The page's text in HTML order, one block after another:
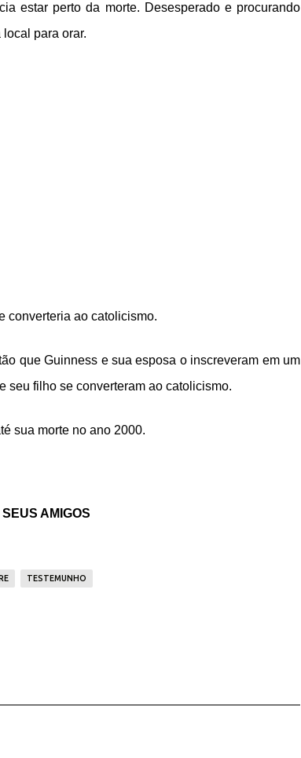
estar perto da morte. Desesperado e procurando
para orar.
converteria ao catolicismo.
que Guinness e sua esposa o inscreveram em um
seu filho se converteram ao catolicismo.
sua morte no ano 2000.
AMIGOS
TESTEMUNHO